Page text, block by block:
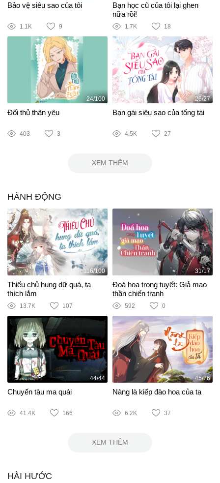
Bảo vệ siêu sao của tôi
1.1K 9
Bạn học cũ của tôi lại ghen
nữa rồi!
1.7K 18
24/100
Đối thủ thân yêu
403 3
26/27
Bạn gái siêu sao của tổng tài
4.5K 27
XEM THÊM
HÀNH ĐỘNG
116/100
Thiếu chủ hung dữ quá, ta
thích lắm
13.7K 107
31/17
Đoá hoa trong tuyết: Giả mạo
thần chiến tranh
592 0
44/44
Chuyến tàu ma quái
41.4K 166
45/76
Nàng là kiếp đào hoa của ta
6.2K 37
XEM THÊM
HÀI HƯỚC